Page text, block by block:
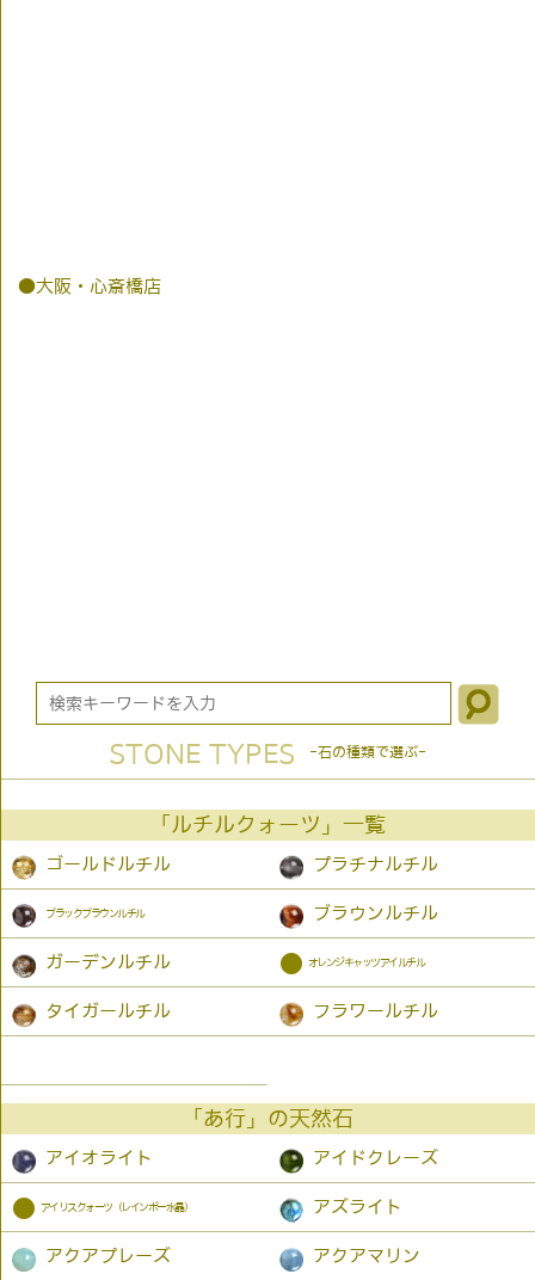
●大阪・心斎橋店
STONE TYPES -石の種類で選ぶ-
「ルチルクォーツ」一覧
ゴールドルチル プラチナルチル
ブラックブラウンルチル ブラウンルチル
ガーデンルチル ● オレンジキャッツアイルチル
タイガールチル フラワールチル
「あ行」の天然石
アイオライト アイドクレーズ
● アイリスクォーツ（レインボー水晶） アズライト
アクアプレーズ アクアマリン